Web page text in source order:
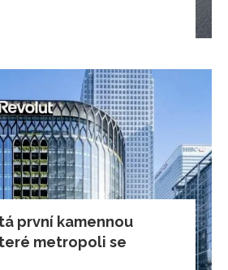
první kamennou
metropoli se